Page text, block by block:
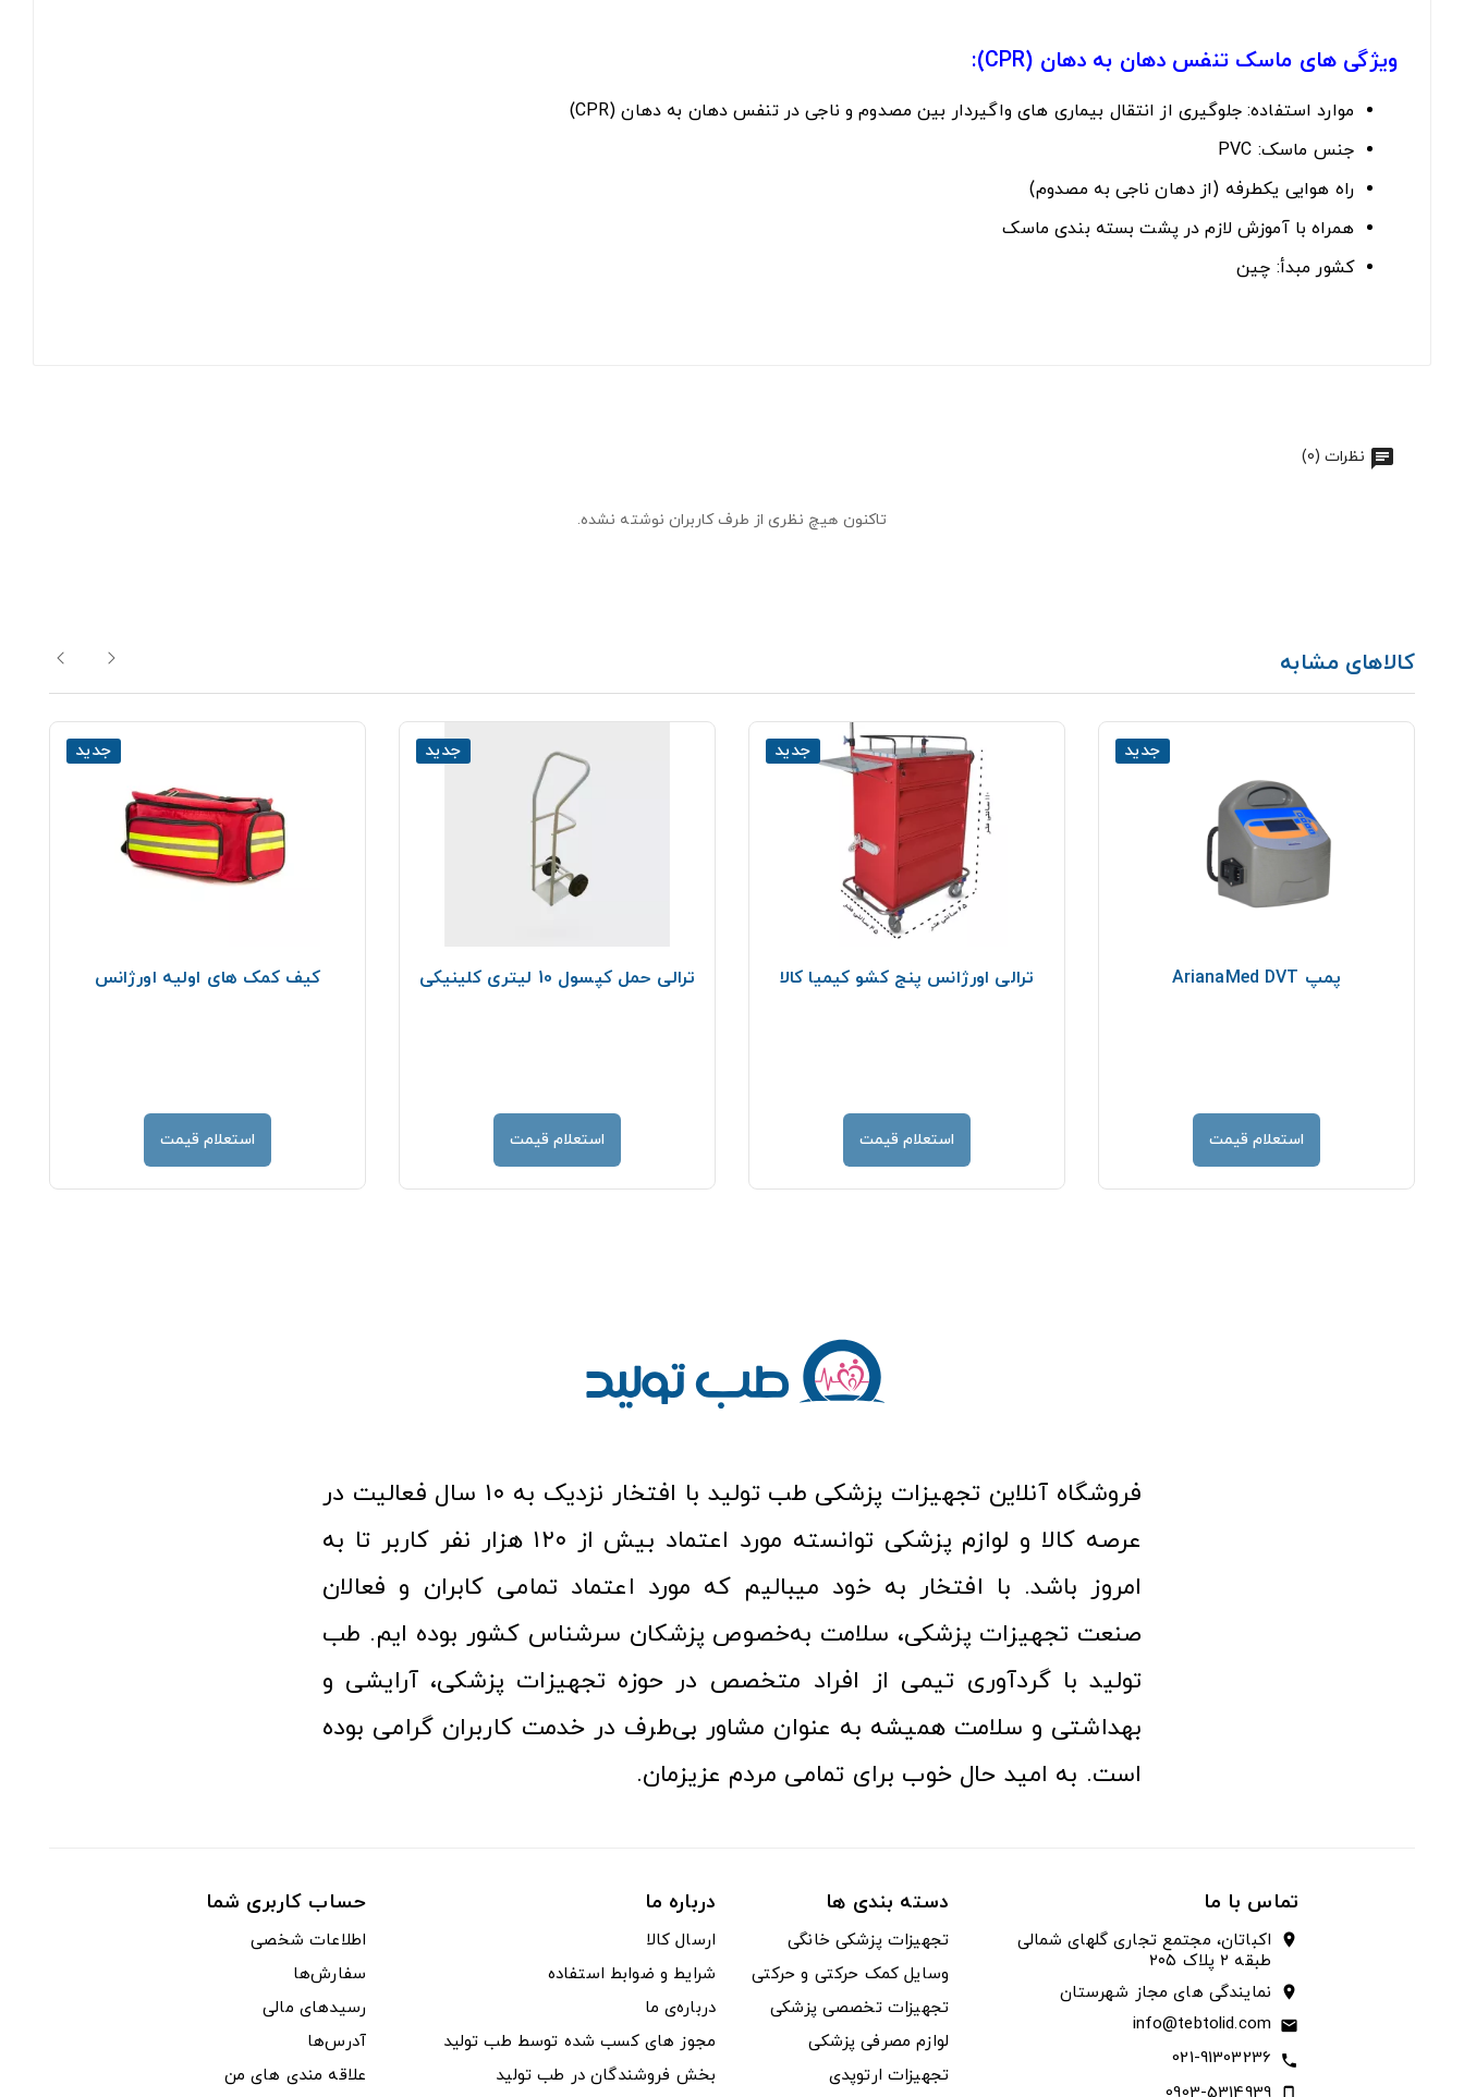
ویژگی های ماسک تنفس دهان به دهان (CPR):
موارد استفاده: جلوگیری از انتقال بیماری های واگیردار بین مصدوم و ناجی در تنفس دهان به دهان (CPR)
جنس ماسک: PVC
راه هوایی یکطرفه (از دهان ناجی به مصدوم)
همراه با آموزش لازم در پشت بسته بندی ماسک
کشور مبدأ: چین
نظرات (0)
تاکنون هیچ نظری از طرف کاربران نوشته نشده.
کالاهای مشابه
جدید
پمپ ArianaMed DVT
استعلام قیمت
جدید
ترالی اورژانس پنج کشو کیمیا کالا
استعلام قیمت
جدید
ترالی حمل کپسول 10 لیتری کلینیکی
استعلام قیمت
جدید
کیف کمک های اولیه اورژانس
استعلام قیمت
فروشگاه آنلاین تجهیزات پزشکی طب تولید با افتخار نزدیک به ۱۰ سال فعالیت در
عرصه کالا و لوازم پزشکی توانسته مورد اعتماد بیش از ۱۲۰ هزار نفر کاربر تا به
امروز باشد. با افتخار به خود میبالیم که مورد اعتماد تمامی کابران و فعالان
صنعت تجهیزات پزشکی، سلامت به‌خصوص پزشکان سرشناس کشور بوده ایم. طب
تولید با گردآوری تیمی از افراد متخصص در حوزه تجهیزات پزشکی، آرایشی و
بهداشتی و سلامت همیشه به عنوان مشاور بی‌طرف در خدمت کاربران گرامی بوده
است. به امید حال خوب برای تمامی مردم عزیزمان.
تماس با ما
location_on
اکباتان، مجتمع تجاری گلهای شمالی
طبقه ۲ پلاک ۲۰۵
location_on نمایندگی های مجاز شهرستان
email
info@tebtolid.com
call
021-91303236
دسته بندی ها
تجهیزات پزشکی خانگی
وسایل کمک حرکتی و حرکتی
تجهیزات تخصصی پزشکی
لوازم مصرفی پزشکی
تجهیزات ارتوپدی
درباره ما
ارسال کالا
شرایط و ضوابط استفاده
درباره‌ی ما
مجوز های کسب شده توسط طب تولید
بخش فروشندگان در طب تولید
حساب کاربری شما
اطلاعات شخصی
سفارش‌ها
رسیدهای مالی
آدرس‌ها
علاقه مندی های من